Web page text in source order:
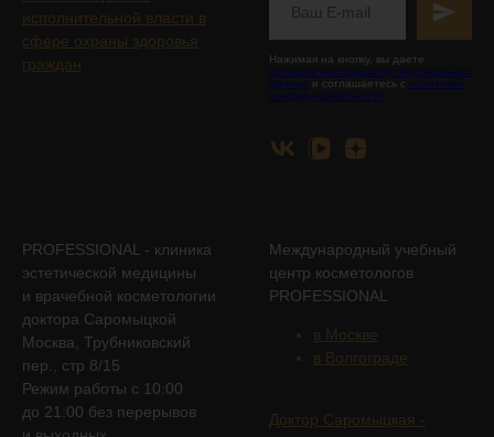
исполнительной власти в
сфере охраны здоровья
граждан
Нажимая на кнопку, вы даете
согласие на обработку персональных
данных и соглашаетесь с политикой
конфиденциальности
PROFESSIONAL - клиника
эстетической медицины
и врачебной косметологии
доктора Саромыцкой
Москва, Трубниковский
пер., стр 8/15
Режим работы с 10:00
до 21:00 без перерывов
Международный учебный
центр косметологов
PROFESSIONAL
в Москве
в Волгограде
Доктор Саромыцкая -